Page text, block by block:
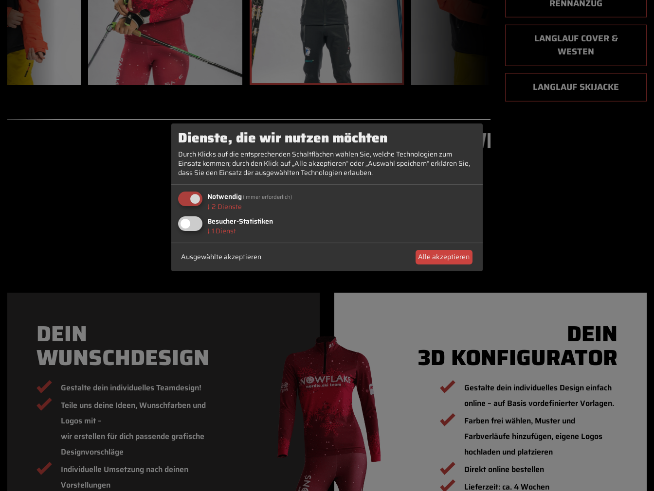
LANGLAUF SKIJACKE
MEHR ERFAHREN
RENNANZUG
LANGLAUF COVER &
WESTEN
LANGLAUF SKIJACKE
DEIN
WUNSCHDESIGN
Gestalte dein individuelles Teamdesign!
Teile uns deine Ideen, Wunschfarben und
Logos mit –
wir erstellen für dich passende grafische
Designvorschläge
Individuelle Umsetzung nach deinen
Vorstellungen
DEIN
3D KONFIGURATOR
Gestalte dein individuelles Design einfach
online – auf Basis vordefinierter Vorlagen.
Farben frei wählen, Muster und
Farbverläufe hinzufügen, eigene Logos
hochladen und platzieren
Direkt online bestellen
Lieferzeit: ca. 4 Wochen
Dienste, die wir nutzen möchten
Durch Klicks auf die entsprechenden Schaltflächen wählen Sie, welche Technologien zum
Einsatz kommen; durch den Klick auf „Alle akzeptieren“ oder „Auswahl speichern“ erklären Sie,
dass Sie den Einsatz der ausgewählten Technologien erlauben.
Notwendig(immer erforderlich)
↓ 2 Dienste
Besucher-Statistiken
↓1 Dienst
Ausgewählte akzeptieren Alle akzeptieren